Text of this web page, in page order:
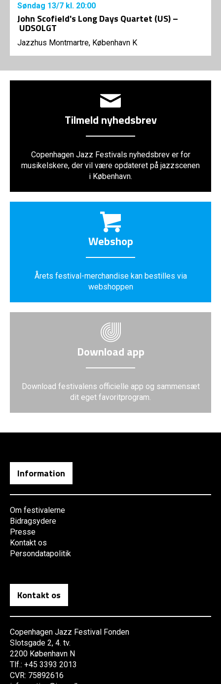
Søndag 13/7 kl. 20:00
John Scofield's Long Days Quartet (US) –
UDSOLGT
Jazzhus Montmartre, København K
Tilmeld nyhedsbrev
Copenhagen Jazz Festivals nyhedsbrev er for
musikelskere, der vil være opdateret på jazzscenen
i København.
Webshop
Årets festival-merchandise kan bestilles via
webshoppen
Download app
Download festivalens officielle app og sammensæt
dit eget favoritprogram.
Information
Om festivalerne
Bidragsydere
Presse
Kontakt os
Persondatapolitik
Kontakt os
Copenhagen Jazz Festival Fonden
Slotsgade 2, 4. tv.
2200 København N
Tlf.: +45 3393 2013
CVR: 75892616